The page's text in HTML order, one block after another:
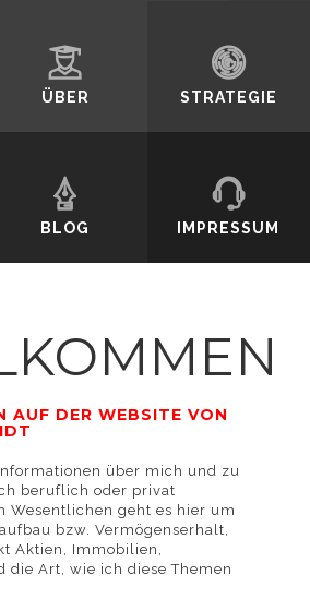
ÜBER STRATEGIE
BLOG IMPRESSUM
AUF DER WEBSITE VON
über mich und zu
beruflich oder privat
Wesentlichen geht es hier um
bzw. Vermögenserhalt,
Aktien, Immobilien,
die Art, wie ich diese Themen